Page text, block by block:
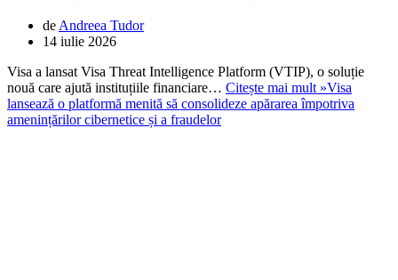
de Andreea Tudor
14 iulie 2026
Visa a lansat Visa Threat Intelligence Platform (VTIP), o soluție
nouă care ajută instituțiile financiare… Citește mai mult »Visa
lansează o platformă menită să consolideze apărarea împotriva
amenințărilor cibernetice și a fraudelor